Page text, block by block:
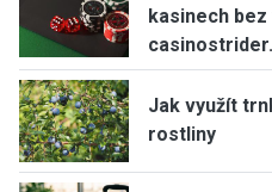
kasinech
Jak využít
rostliny